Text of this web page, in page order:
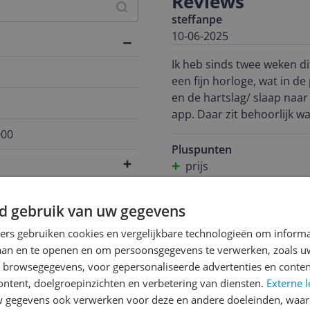
steffanpe
10-06-2025
Ik heb sinds twee weken dit
een fijn horloge, wat in
en de hartslag/ slaap naar behoren. Het heeft echt wel
app. Daar zit behoorlijk
product gekozen, omdat ik
vind ik een ronder
Pluspunten
prijs
02-06-2025
Ik gebruik de Huawei
over het design: hij ziet
helder en scherp. De smartwatch
dat het bandje niet
gebruik van uw gegevens
gebruiken cookies en vergelijkbare technologieën om
en te openen en om persoonsgegevens te verwerken, zoals
voor gepersonaliseerde advertenties en
doelgroepinzichten en verbetering van diensten. Externe
gegevens ook verwerken voor deze en andere doeleinden,